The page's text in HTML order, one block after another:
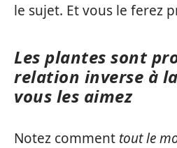
le sujet. Et vous le ferez
Les plantes sont
relation inverse à
vous les aimez
Notez comment tout le